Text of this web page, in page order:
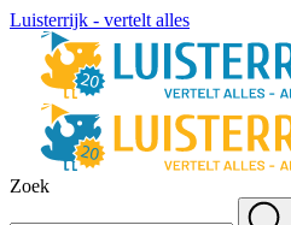
Luisterrijk - vertelt alles
Zoek